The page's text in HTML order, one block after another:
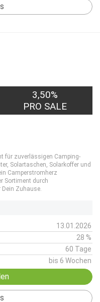
3,50%
PRO SALE
für zuverlässigen Camping-
Solartaschen, Solarkoffer und
Camperstromherz
Sortiment durch
Dein Zuhause.
13.01.2026
28 %
60 Tage
bis 6 Wochen